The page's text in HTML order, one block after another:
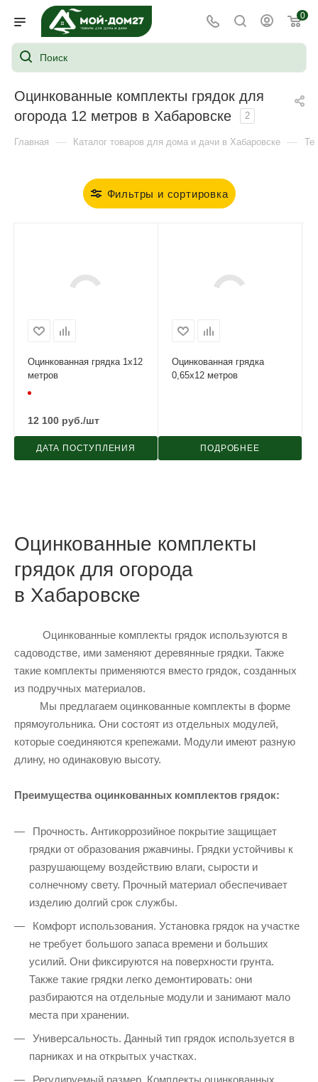
0
Оцинкованные комплекты грядок для
огорода 12 метров в Хабаровске
2
Главная — Каталог товаров для дома и дачи в Хабаровске —
Фильтры и сортировка
Оцинкованная грядка 1х12
метров
12 100 руб./шт
ДАТА ПОСТУПЛЕНИЯ
Оцинкованная грядка
0,65х12 метров
ПОДРОБНЕЕ
Оцинкованные комплекты
грядок для огорода
в Хабаровске
Оцинкованные комплекты грядок используются в
садоводстве, ими заменяют деревянные грядки. Также
такие комплекты применяются вместо грядок, созданных
из подручных материалов.
Мы предлагаем оцинкованные комплекты в форме
прямоугольника. Они состоят из отдельных модулей,
которые соединяются крепежами. Модули имеют разную
длину, но одинаковую высоту.
Преимущества оцинкованных комплектов грядок:
Прочность. Антикоррозийное покрытие защищает
грядки от образования ржавчины. Грядки устойчивы к
разрушающему воздействию влаги, сырости и
солнечному свету. Прочный материал обеспечивает
изделию долгий срок службы.
Комфорт использования. Установка грядок на участке
не требует большого запаса времени и больших
усилий. Они фиксируются на поверхности грунта.
Также такие грядки легко демонтировать: они
разбираются на отдельные модули и занимают мало
места при хранении.
Универсальность. Данный тип грядок используется в
парниках и на открытых участках.
Регулируемый размер. Комплекты оцинкованных